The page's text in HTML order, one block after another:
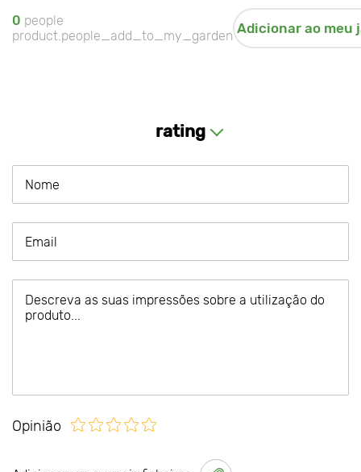
0 people
product.people_add_to_my_garden Adicionar ao meu
rating
Opinião